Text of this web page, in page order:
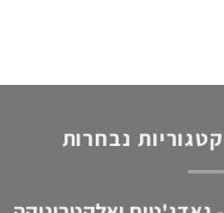
קטגוריות נבחרות